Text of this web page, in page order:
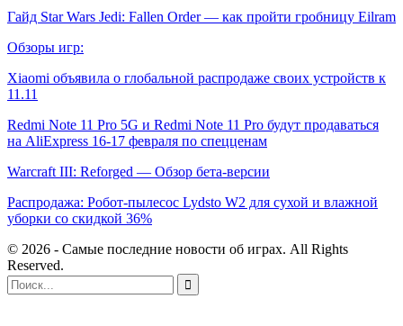
Гайд Star Wars Jedi: Fallen Order — как пройти гробницу Eilram
Обзоры игр:
Xiaomi объявила о глобальной распродаже своих устройств к
11.11
Redmi Note 11 Pro 5G и Redmi Note 11 Pro будут продаваться
на AliExpress 16-17 февраля по спецценам
Warcraft III: Reforged — Обзор бета-версии
Распродажа: Робот-пылесос Lydsto W2 для сухой и влажной
уборки со скидкой 36%
© 2026 - Самые последние новости об играх. All Rights
Reserved.